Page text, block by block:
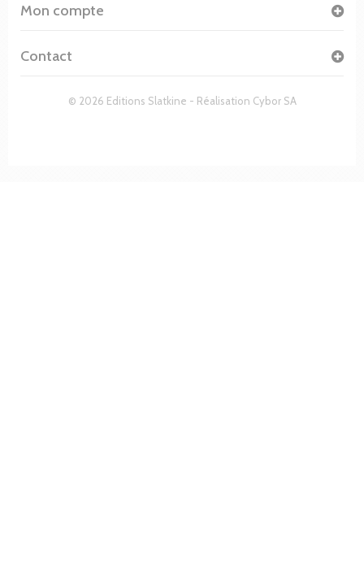
© 2026 Editions Slatkine - Réalisation Cybor SA
Mon compte
Contact